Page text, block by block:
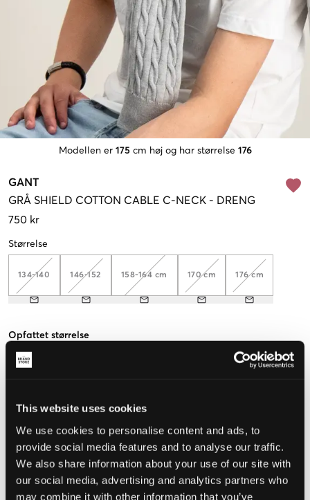
This website uses cookies
We use cookies to personalise content and ads, to
provide social media features and to analyse our traffic.
We also share information about your use of our site with
our social media, advertising and analytics partners who
may combine it with other information that you’ve
Modellen er 175 cm høj og har størrelse 176
GANT
GRÅ SHIELD COTTON CABLE C-NECK - DRENG
750 kr
Størrelse
134-140 146-152 158-164 cm 170 cm 176 cm
Opfattet størrelse
Lille Stor
VÆLG EN STØRRELSE
Hurtig levering
Fri fragt over 499 kr
Fortrydelsesret i 60 dager